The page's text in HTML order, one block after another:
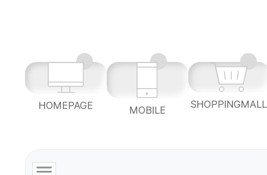
HOMEPAGE MOBILE SHOPPINGMALL